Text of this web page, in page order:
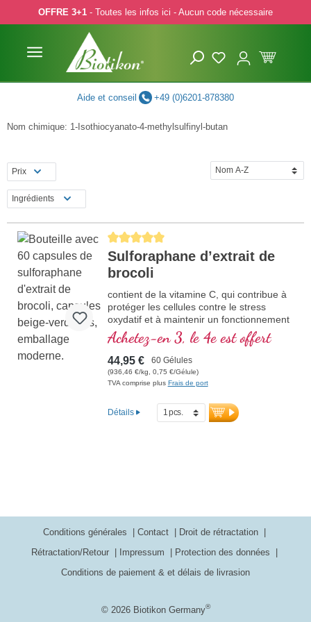
to main content
Skip to search
Skip to main navigation
OFFRE 3+1 - Toutes les infos ici - Aucun code nécessaire
Aide et conseil +49 (0)6201-878380
Nom chimique: 1-Isothiocyanato-4-methylsulfinyl-butan
Prix
Ingrédients
Average rating of 5 out of 5 stars
Sulforaphane d’extrait de
brocoli
contient de la vitamine C, qui contribue à
protéger les cellules contre le stress
oxydatif et à maintenir un fonctionnement
du système immunitaire normal. Enrichi
avec de la poudre de graine de capucine.
Achetez-en 3, le 4e est offert
44,95 € 60 Gélules
(936,46 €/kg, 0,75 €/Gélule)
TVA comprise plus Frais de port
Détails
© 2026 Biotikon Germany®
Conditions générales Contact
Droit de rétractation
Rétractation/Retour
Impressum
Protection des données
Conditions de paiement & et délais de livrasion